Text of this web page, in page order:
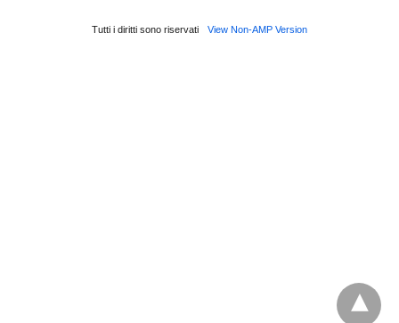
Tutti i diritti sono riservati View Non-AMP Version